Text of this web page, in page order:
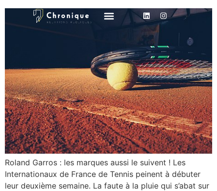
Roland Garros : les marques aussi le suivent ! Les
Internationaux de France de Tennis peinent à débuter
leur deuxième semaine. La faute à la pluie qui s’abat sur